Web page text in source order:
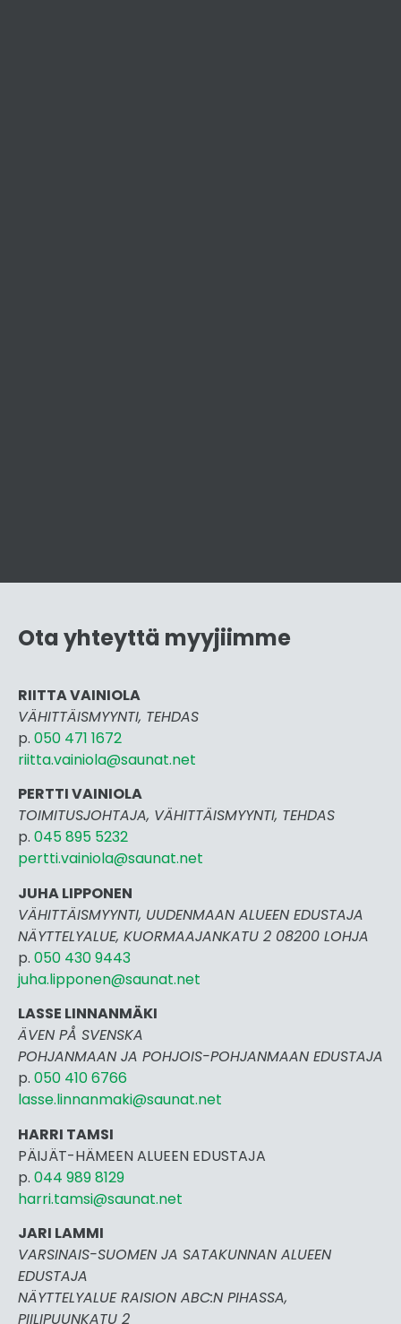
Ota yhteyttä myyjiimme
RIITTA VAINIOLA
VÄHITTÄISMYYNTI, TEHDAS
p. 050 471 1672
riitta.vainiola@saunat.net
PERTTI VAINIOLA
TOIMITUSJOHTAJA, VÄHITTÄISMYYNTI, TEHDAS
p. 045 895 5232
pertti.vainiola@saunat.net
JUHA LIPPONEN
VÄHITTÄISMYYNTI, UUDENMAAN ALUEEN EDUSTAJA
NÄYTTELYALUE, KUORMAAJANKATU 2 08200 LOHJA
p. 050 430 9443
juha.lipponen@saunat.net
LASSE LINNANMÄKI
ÄVEN PÅ SVENSKA
POHJANMAAN JA POHJOIS-POHJANMAAN EDUSTAJA
p. 050 410 6766
lasse.linnanmaki@saunat.net
HARRI TAMSI
PÄIJÄT-HÄMEEN ALUEEN EDUSTAJA
p. 044 989 8129
harri.tamsi@saunat.net
JARI LAMMI
VARSINAIS-SUOMEN JA SATAKUNNAN ALUEEN
EDUSTAJA
NÄYTTELYALUE RAISION ABC:N PIHASSA,
PIILIPUUNKATU 2